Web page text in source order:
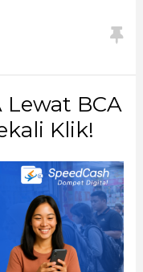
Lewat BCA
Klik!